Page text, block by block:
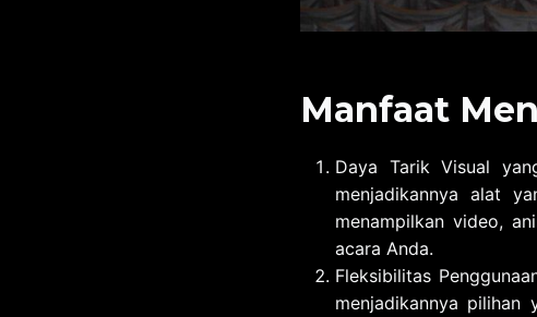
Manfaat
Daya Tarik Visual
menjadikannya alat
menampilkan video,
acara Anda.
Fleksibilitas
menjadikannya